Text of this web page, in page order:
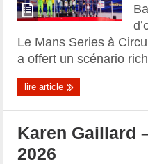
Le Mans Series à
a offert un scénario
lire article
Karen Gaillard
2026